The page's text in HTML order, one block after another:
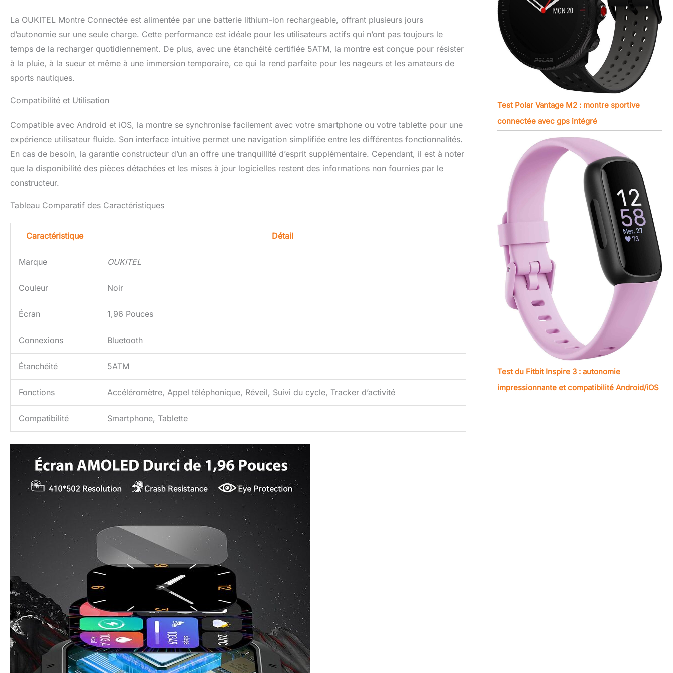
La OUKITEL Montre Connectée est alimentée par une batterie lithium-ion rechargeable, offrant plusieurs jours
d’autonomie sur une seule charge. Cette performance est idéale pour les utilisateurs actifs qui n’ont pas toujours le
temps de la recharger quotidiennement. De plus, avec une étanchéité certifiée 5ATM, la montre est conçue pour résister
à la pluie, à la sueur et même à une immersion temporaire, ce qui la rend parfaite pour les nageurs et les amateurs de
sports nautiques.
Compatibilité et Utilisation
Compatible avec Android et iOS, la montre se synchronise facilement avec votre smartphone ou votre tablette pour une
expérience utilisateur fluide. Son interface intuitive permet une navigation simplifiée entre les différentes fonctionnalités.
En cas de besoin, la garantie constructeur d’un an offre une tranquillité d’esprit supplémentaire. Cependant, il est à noter
que la disponibilité des pièces détachées et les mises à jour logicielles restent des informations non fournies par le
constructeur.
Tableau Comparatif des Caractéristiques
Caractéristique Détail
Marque OUKITEL
Couleur Noir
Écran 1,96 Pouces
Connexions Bluetooth
Étanchéité 5ATM
Fonctions Accéléromètre, Appel téléphonique, Réveil, Suivi du cycle, Tracker d’activité
Compatibilité Smartphone, Tablette
Test Polar Vantage M2 : montre sportive
connectée avec gps intégré
Test du Fitbit Inspire 3 : autonomie
impressionnante et compatibilité Android/iOS